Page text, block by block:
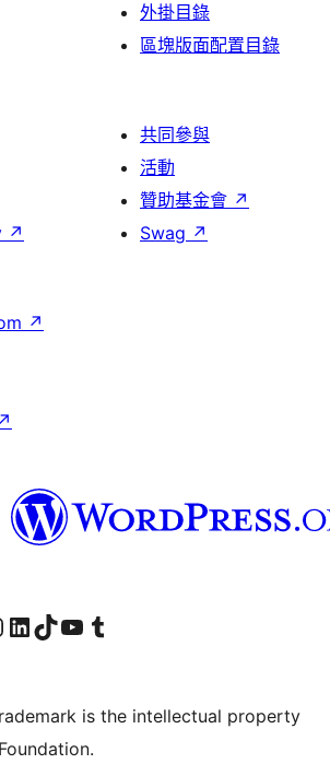
外掛目錄
區塊版面配置目錄
↗
共同參與
活動
贊助基金會 ↗
Swag ↗
↗
↗
Instagram account
Visit our LinkedIn account
造訪我們的 TikTok 帳號Visit our YouTube channel
造訪我們的 Tumblr 帳號
is the intellectual property